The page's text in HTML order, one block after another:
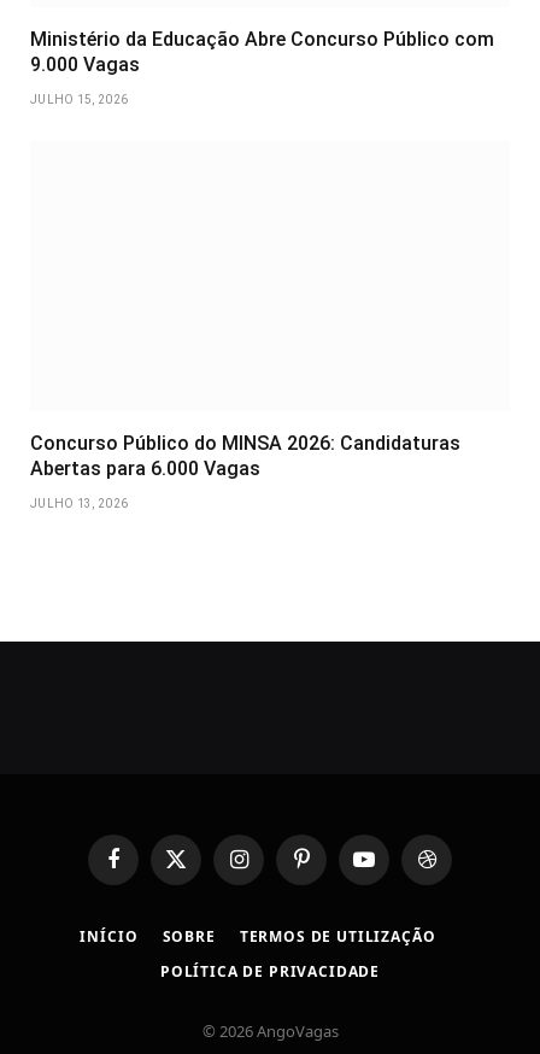
Ministério da Educação Abre Concurso Público com
9.000 Vagas
JULHO 15, 2026
Concurso Público do MINSA 2026: Candidaturas
Abertas para 6.000 Vagas
JULHO 13, 2026
FacebookX
(Twitter)
InstagramPinterestYouTubeDribbble
INÍCIO SOBRE
TERMOS DE UTILIZAÇÃO
POLÍTICA DE PRIVACIDADE
© 2026 AngoVagas